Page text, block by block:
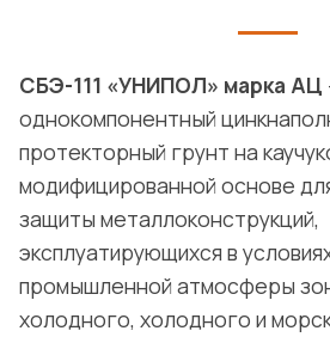
СБЭ-111 «УНИПОЛ» марка АЦ
однокомпонентный
протекторный грунт на
модифицированной основе
защиты металлоконструкций,
эксплуатирующихся в
промышленной атмосферы
холодного, холодного и